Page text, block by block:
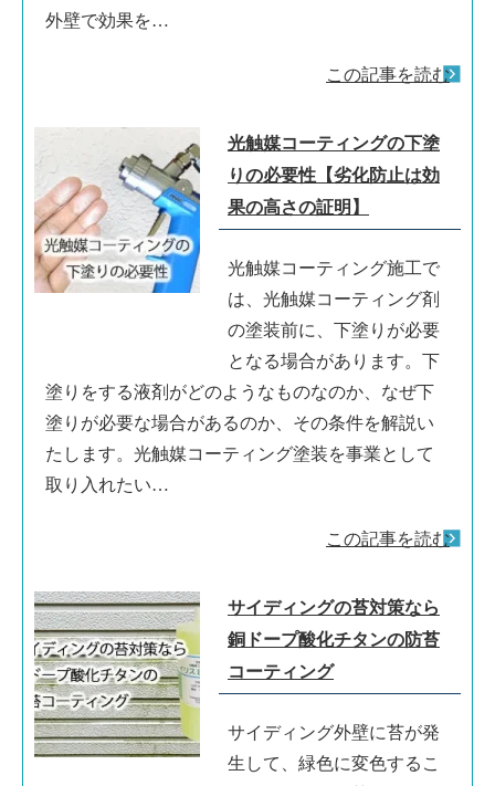
外壁で効果を…
この記事を読む
光触媒コーティングの下塗
りの必要性【劣化防止は効
果の高さの証明】
光触媒コーティング施工で
は、光触媒コーティング剤
の塗装前に、下塗りが必要
となる場合があります。下
塗りをする液剤がどのようなものなのか、なぜ下
塗りが必要な場合があるのか、その条件を解説い
たします。光触媒コーティング塗装を事業として
取り入れたい…
この記事を読む
サイディングの苔対策なら
銅ドープ酸化チタンの防苔
コーティング
サイディング外壁に苔が発
生して、緑色に変色するこ